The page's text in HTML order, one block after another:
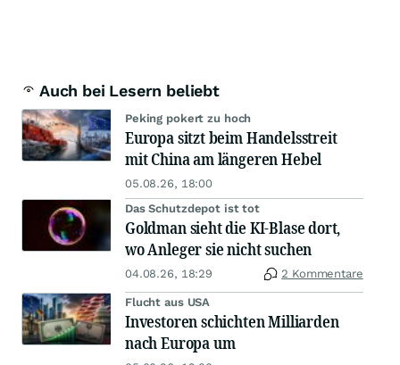
Auch bei Lesern beliebt
Peking pokert zu hoch
Europa sitzt beim Handelsstreit
mit China am längeren Hebel
05.08.26, 18:00
Das Schutzdepot ist tot
Goldman sieht die KI-Blase dort,
wo Anleger sie nicht suchen
04.08.26, 18:29 2 Kommentare
Flucht aus USA
Investoren schichten Milliarden
nach Europa um